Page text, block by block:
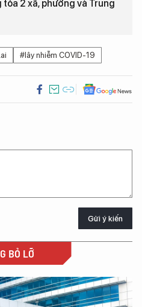
2 xã, phường và Trung
#lây nhiễm COVID-19
Gửi ý kiến
BỎ LỠ